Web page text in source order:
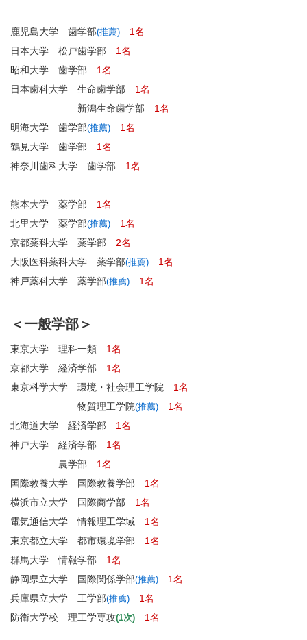
鹿児島大学 歯学部(推薦)
1名
日本大学 松戸歯学部 1名
昭和大学 歯学部 1名
日本歯科大学 生命歯学部 1名
新潟生命歯学部 1名
明海大学 歯学部(推薦)
1名
鶴見大学 歯学部 1名
神奈川歯科大学 歯学部 1名
熊本大学 薬学部 1名
北里大学 薬学部(推薦)
1名
京都薬科大学 薬学部 2名
大阪医科薬科大学 薬学部(推薦)
1名
神戸薬科大学 薬学部(推薦) 1名
＜一般学部＞
東京大学 理科一類 1名
京都大学 経済学部 1名
東京科学大学 環境・社会理工学院 1名
物質理工学院(推薦)
1名
北海道大学 経済学部 1名
神戸大学 経済学部 1名
農学部 1名
国際教養大学 国際教養学部 1名
横浜市立大学 国際商学部 1名
電気通信大学 情報理工学域 1名
東京都立大学 都市環境学部 1名
群馬大学 情報学部 1名
静岡県立大学 国際関係学部(推薦)
1名
兵庫県立大学 工学部(推薦)
1名
防衛大学校 理工学専攻(1次) 1名